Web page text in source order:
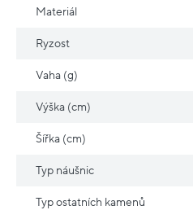
Materiál
Ryzost
Vaha (g)
Výška (cm)
Šířka (cm)
Typ náušnic
Typ ostatních kamenů